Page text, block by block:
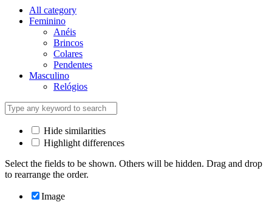
All category
Feminino
Anéis
Brincos
Colares
Pendentes
Masculino
Relógios
Hide similarities
Highlight differences
Select the fields to be shown. Others will be hidden. Drag and drop
to rearrange the order.
Image